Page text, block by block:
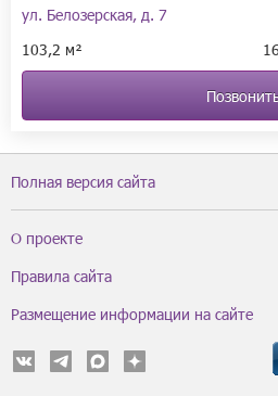
ул. Белозерская, д. 7
103,2 м²
Полная версия сайта
О проекте
Правила сайта
Размещение информации на сайте